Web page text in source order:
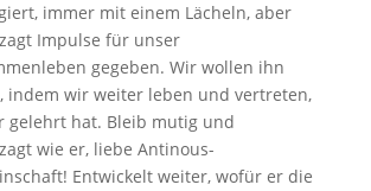
immer mit einem Lächeln, aber
Impulse für unser
gegeben. Wir wollen ihn
indem wir weiter leben und vertreten,
gelehrt hat. Bleib mutig und
wie er, liebe Antinous-
Entwickelt weiter, wofür er die